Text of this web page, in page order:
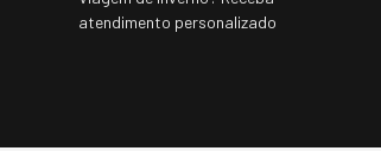
atendimento personalizado